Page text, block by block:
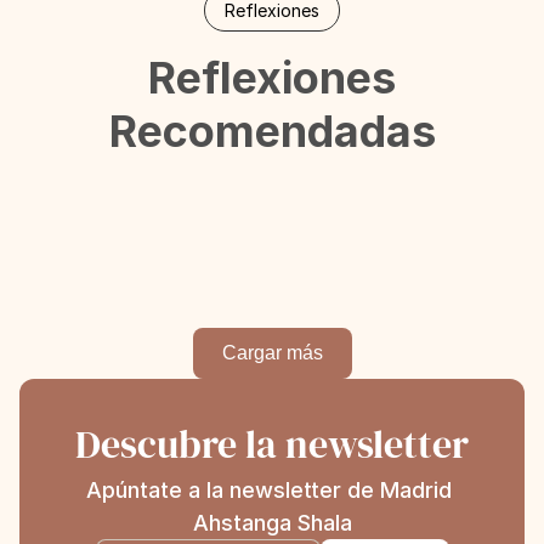
Reflexiones
Reflexiones
Recomendadas
Cargar más
Descubre la newsletter
Apúntate a la newsletter de Madrid
Ahstanga Shala